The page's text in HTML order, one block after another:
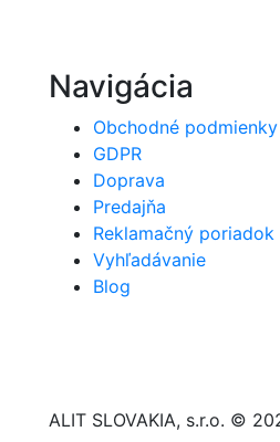
Navigácia
Obchodné podmienky
GDPR
Doprava
Predajňa
Reklamačný poriadok
Vyhľadávanie
Blog
ALIT SLOVAKIA, s.r.o. ©